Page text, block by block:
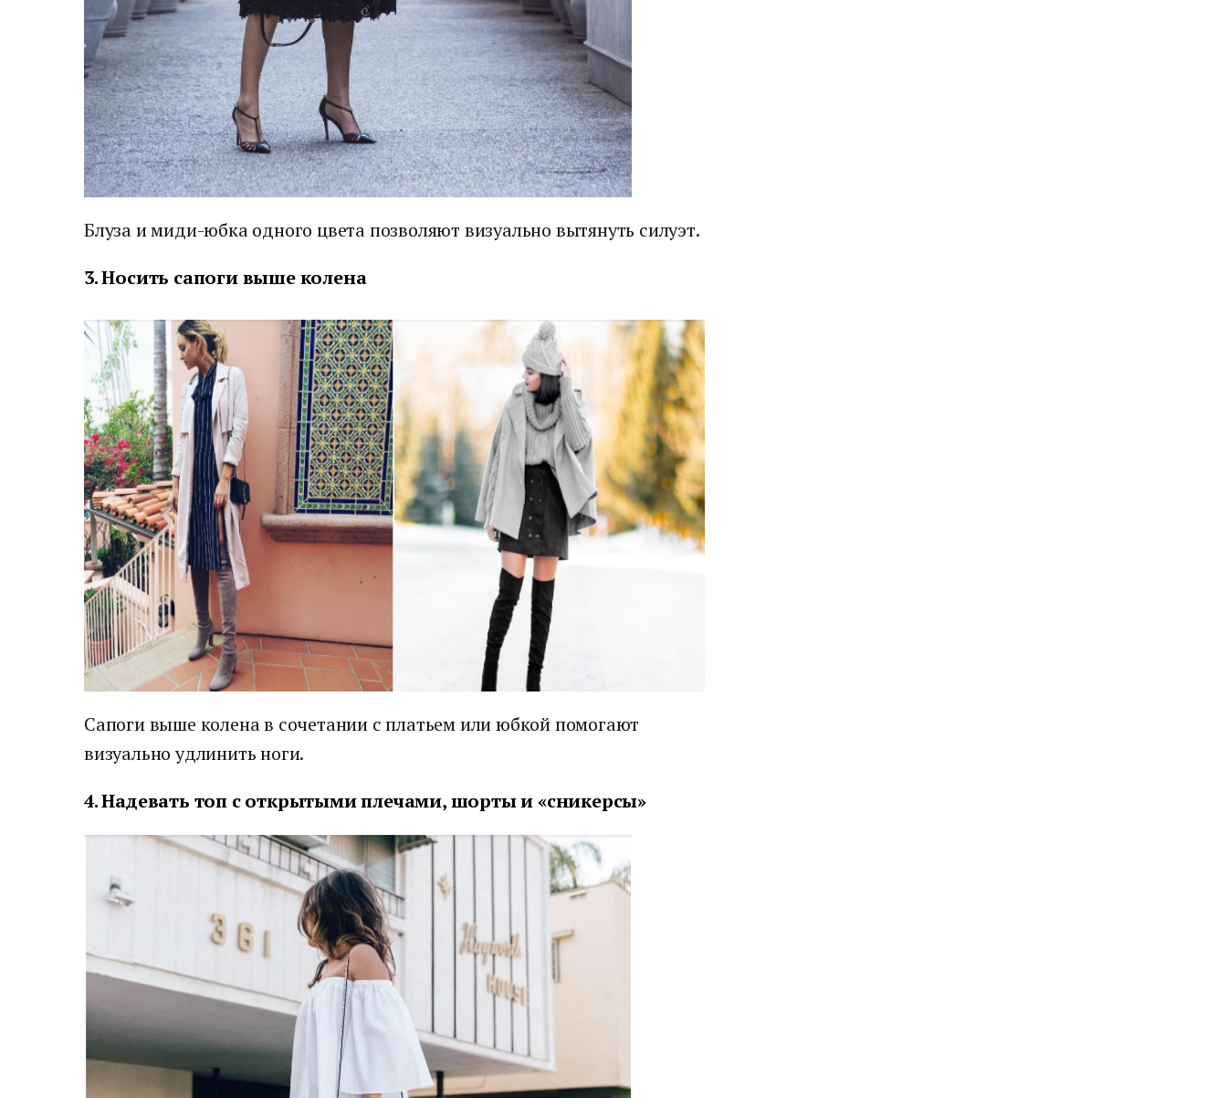
Блуза и миди-юбка одного цвета позволяют визуально вытянуть силуэт.
3. Носить сапоги выше колена
Сапоги выше колена в сочетании с платьем или юбкой помогают
визуально удлинить ноги.
4. Надевать топ с открытыми плечами, шорты и «сникерсы»